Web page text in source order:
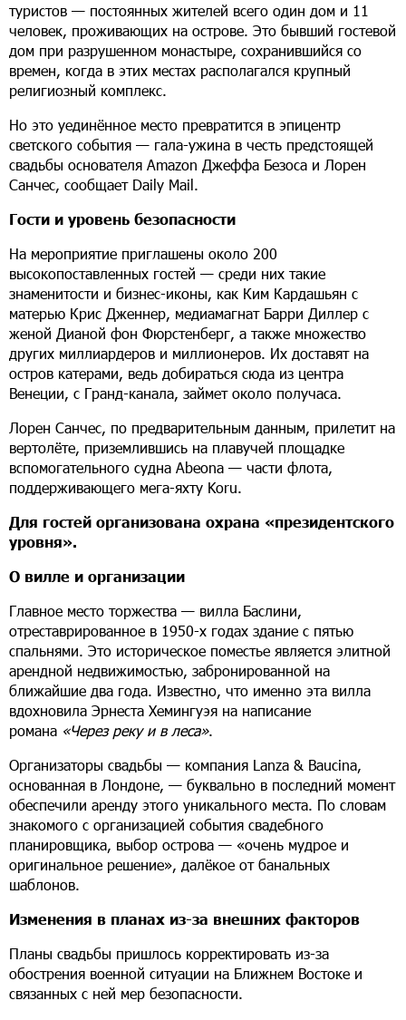
туристов — постоянных жителей всего один дом и 11
человек, проживающих на острове. Это бывший гостевой
дом при разрушенном монастыре, сохранившийся со
времен, когда в этих местах располагался крупный
религиозный комплекс.
Но это уединённое место превратится в эпицентр
светского события — гала-ужина в честь предстоящей
свадьбы основателя Amazon Джеффа Безоса и Лорен
Санчес, сообщает Daily Mail.
Гости и уровень безопасности
На мероприятие приглашены около 200
высокопоставленных гостей — среди них такие
знаменитости и бизнес-иконы, как Ким Кардашьян с
матерью Крис Дженнер, медиамагнат Барри Диллер с
женой Дианой фон Фюрстенберг, а также множество
других миллиардеров и миллионеров. Их доставят на
остров катерами, ведь добираться сюда из центра
Венеции, с Гранд-канала, займет около получаса.
Лорен Санчес, по предварительным данным, прилетит на
вертолёте, приземлившись на плавучей площадке
вспомогательного судна Abeona — части флота,
поддерживающего мега-яхту Koru.
Для гостей организована охрана «президентского
уровня».
О вилле и организации
Главное место торжества — вилла Баслини,
отреставрированное в 1950-х годах здание с пятью
спальнями. Это историческое поместье является элитной
арендной недвижимостью, забронированной на
ближайшие два года. Известно, что именно эта вилла
вдохновила Эрнеста Хемингуэя на написание
романа «Через реку и в леса».
Организаторы свадьбы — компания Lanza & Baucina,
основанная в Лондоне, — буквально в последний момент
обеспечили аренду этого уникального места. По словам
знакомого с организацией события свадебного
планировщика, выбор острова — «очень мудрое и
оригинальное решение», далёкое от банальных
шаблонов.
Изменения в планах из-за внешних факторов
Планы свадьбы пришлось корректировать из-за
обострения военной ситуации на Ближнем Востоке и
связанных с ней мер безопасности.